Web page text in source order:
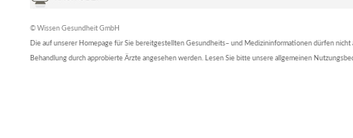
© Wissen Gesundheit GmbH
Die auf unserer Homepage für Sie bereitgestellten Gesundheits– und Medizininformationen dürfen nicht
Behandlung durch approbierte Ärzte angesehen werden. Lesen Sie bitte unsere allgemeinen